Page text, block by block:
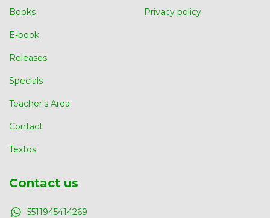
Books
E-book
Releases
Specials
Teacher's Area
Contact
Textos
Privacy policy
Contact us
5511945414269